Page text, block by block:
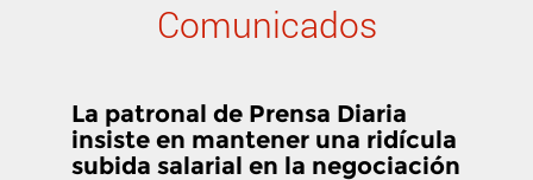
Comunicados
La patronal de Prensa Diaria
insiste en mantener una ridícula
subida salarial en la negociación